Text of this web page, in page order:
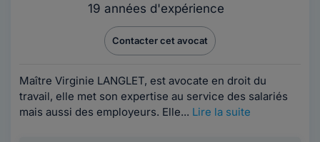
19 années d'expérience
Contacter cet avocat
Maître Virginie LANGLET, est avocate en droit du
travail, elle met son expertise au service des salariés
mais aussi des employeurs. Elle... Lire la suite